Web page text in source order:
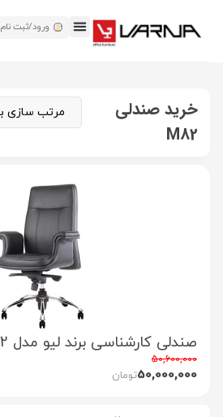
ورود/ثبت نام
خرید صندلی
M82
صندلی کارشناسی برند لیو مدل M82
50,600,000
50,000,000تومان